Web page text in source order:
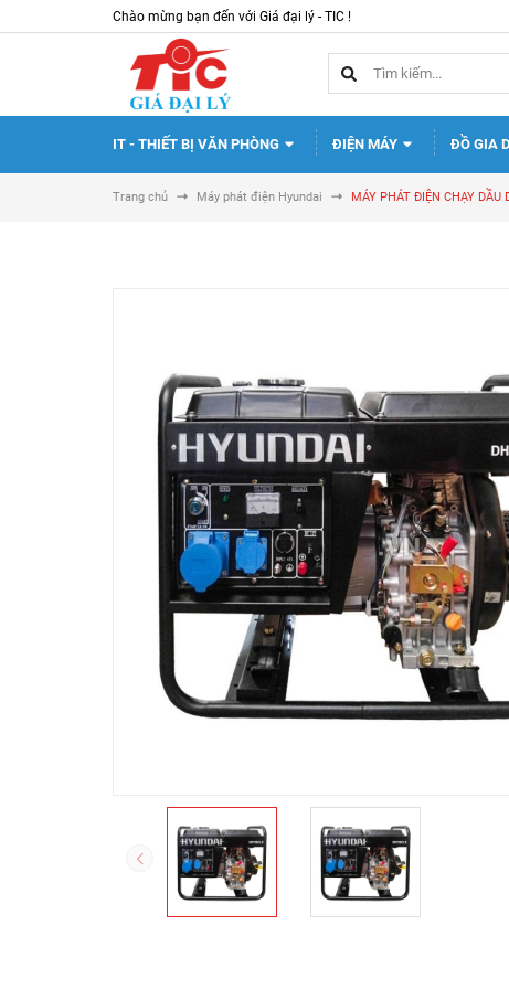
Chào mừng bạn đến với Giá đại lý - TIC !
IT - THIẾT BỊ VĂN PHÒNG ĐIỆN MÁY ĐỒ GIA
Trang chủ Máy phát điện Hyundai MÁY PHÁT ĐIỆN CHẠY DẦU